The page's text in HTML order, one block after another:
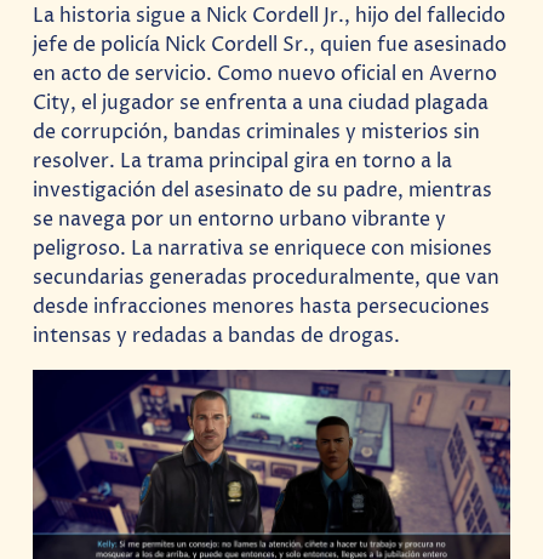
La historia sigue a Nick Cordell Jr., hijo del fallecido
jefe de policía Nick Cordell Sr., quien fue asesinado
en acto de servicio. Como nuevo oficial en Averno
City, el jugador se enfrenta a una ciudad plagada
de corrupción, bandas criminales y misterios sin
resolver. La trama principal gira en torno a la
investigación del asesinato de su padre, mientras
se navega por un entorno urbano vibrante y
peligroso. La narrativa se enriquece con misiones
secundarias generadas proceduralmente, que van
desde infracciones menores hasta persecuciones
intensas y redadas a bandas de drogas.